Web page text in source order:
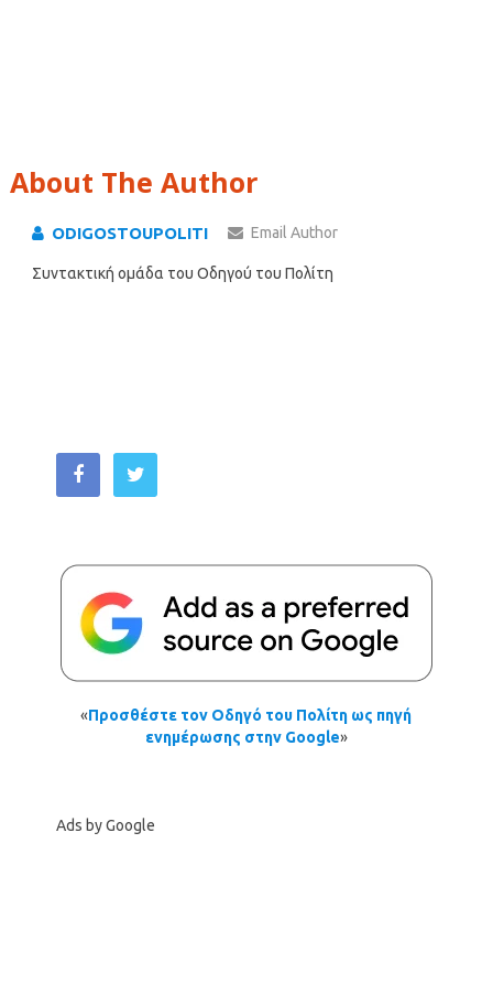
About The Author
ODIGOSTOUPOLITI Email Author
Συντακτική ομάδα του Οδηγού του Πολίτη
«Προσθέστε τον Οδηγό του Πολίτη ως πηγή
ενημέρωσης στην Google»
Ads by Google